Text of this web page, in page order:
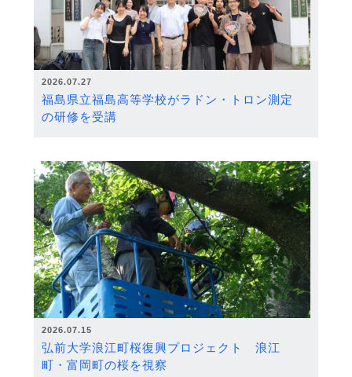
2026.07.27
福島県立福島高等学校がラドン・トロン測定
の研修を受講
2026.07.15
弘前大学浪江町桜復興プロジェクト 浪江
町・富岡町の桜を視察